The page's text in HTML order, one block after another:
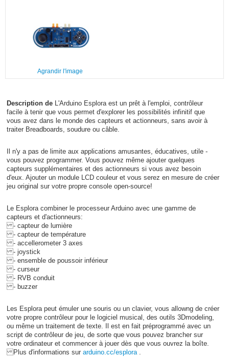
Agrandir l'image
Description de L'Arduino Esplora est un prêt à l'emploi, contrôleur
facile à tenir que vous permet d'explorer les possibilités infinitif que
vous avez dans le monde des capteurs et actionneurs, sans avoir à
traiter Breadboards, soudure ou câble.
Il n'y a pas de limite aux applications amusantes, éducatives, utile -
vous pouvez programmer. Vous pouvez même ajouter quelques
capteurs supplémentaires et des actionneurs si vous avez besoin
d'eux. Ajouter un module LCD couleur et vous serez en mesure de créer
jeu original sur votre propre console open-source!
Le Esplora combiner le processeur Arduino avec une gamme de
capteurs et d'actionneurs:
- capteur de lumière
- capteur de température
- accellerometer 3 axes
- joystick
- ensemble de poussoir inférieur
- curseur
- RVB conduit
- buzzer
Les Esplora peut émuler une souris ou un clavier, vous allowng de créer
votre propre contrôleur pour le logiciel musical, des outils 3Dmodeling,
ou même un traitement de texte. Il est en fait préprogrammé avec un
script de contrôleur de jeu, de sorte que vous pouvez brancher sur
votre ordinateur et commencer à jouer dès que vous ouvrez la boîte.
Plus d'informations sur arduino.cc/esplora .